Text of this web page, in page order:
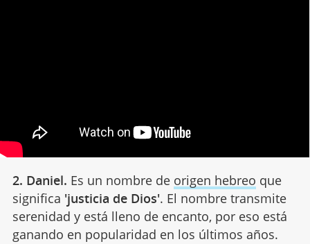
2. Daniel. Es un nombre de origen hebreo que
significa 'justicia de Dios'. El nombre transmite
serenidad y está lleno de encanto, por eso está
ganando en popularidad en los últimos años.